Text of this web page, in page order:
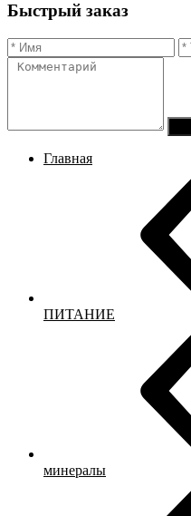
Быстрый заказ
Главная
ПИТАНИЕ
минералы